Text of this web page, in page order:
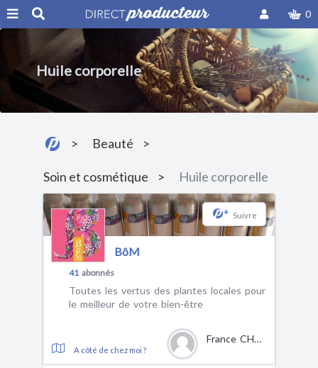
0
Huile corporelle
Beauté
Soin et cosmétique Huile corporelle
+ Suivre
BôM
41abonnés
Toutes les vertus des plantes locales pour
le meilleur de votre bien-être
A côté de chez moi ?
France CHARVIN